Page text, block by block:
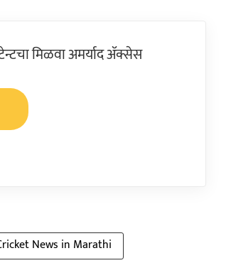
मिळवा अमर्याद ॲक्सेस
News in Marathi